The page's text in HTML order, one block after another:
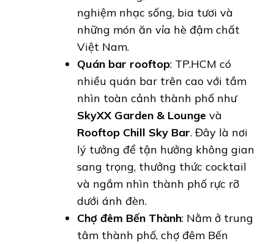
nghiệm nhạc sống, bia tươi và
những món ăn vỉa hè đậm chất
Việt Nam.
Quán bar rooftop: TP.HCM có
nhiều quán bar trên cao với tầm
nhìn toàn cảnh thành phố như
SkyXX Garden & Lounge và
Rooftop Chill Sky Bar. Đây là nơi
lý tưởng để tận hưởng không gian
sang trọng, thưởng thức cocktail
và ngắm nhìn thành phố rực rỡ
dưới ánh đèn.
Chợ đêm Bến Thành: Nằm ở trung
tâm thành phố, chợ đêm Bến